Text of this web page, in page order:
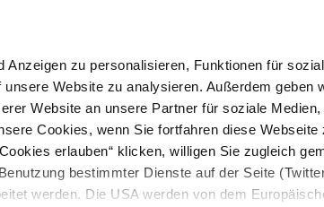
Anzeigen zu personalisieren, Funktionen für
Website zu analysieren. Außerdem geben
Website an unsere Partner für soziale Medien,
Cookies, wenn Sie fortfahren diese Webseite
erlauben“ klicken, willigen Sie zugleich
bestimmter Dienste auf der Seite
werden. Die USA werden von dem